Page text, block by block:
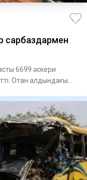
сарбаздармен
6699 әскери
Отан алдындағы